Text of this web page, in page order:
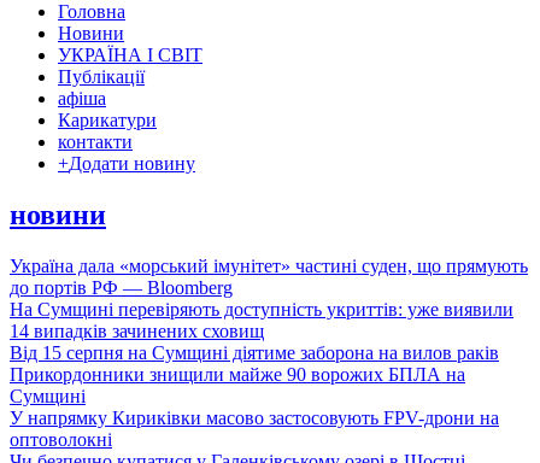
Головна
Новини
УКРАЇНА І СВІТ
Публікації
афіша
Карикатури
контакти
+Додати новину
новини
Україна дала «морський імунітет» частині суден, що прямують
до портів РФ — Bloomberg
На Сумщині перевіряють доступність укриттів: уже виявили
14 випадків зачинених сховищ
Від 15 серпня на Сумщині діятиме заборона на вилов раків
Прикордонники знищили майже 90 ворожих БПЛА на
Сумщині
У напрямку Кириківки масово застосовують FPV-дрони на
оптоволокні